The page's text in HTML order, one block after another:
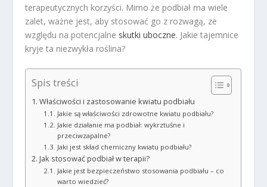
terapeutycznych korzyści. Mimo że podbiał ma wiele
zalet, ważne jest, aby stosować go z rozwagą, ze
względu na potencjalne skutki uboczne. Jakie tajemnice
kryje ta niezwykła roślina?
Spis treści
Właściwości i zastosowanie kwiatu podbiału
Jakie są właściwości zdrowotne kwiatu podbiału?
Jakie działanie ma podbiał: wykrztuśne i
przeciwzapalne?
Jaki jest skład chemiczny kwiatu podbiału?
Jak stosować podbiał w terapii?
Jakie jest bezpieczeństwo stosowania podbiału – co
warto wiedzieć?